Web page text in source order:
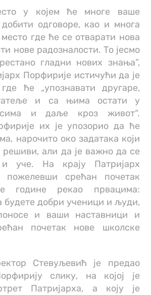
у којем ће многе ваше
одговоре, као и многа
где ће се отварати нова
нове радозналости. То јесмо
гладни нових знања”,
Порфирије истичући да је
ће „упознавати другаре,
и са њима остати у
и даље кроз живот“.
их је упозорио да ће
нарочито око задатака који
али да је важно да се
уче. На крају Патријарх
пожелевши срећан почетак
године рекао првацима:
добри ученици и људи,
и ваши наставници и
почетак нове школске
Стевуљевић је предао
слику, на којој је
Патријарха, а коју је